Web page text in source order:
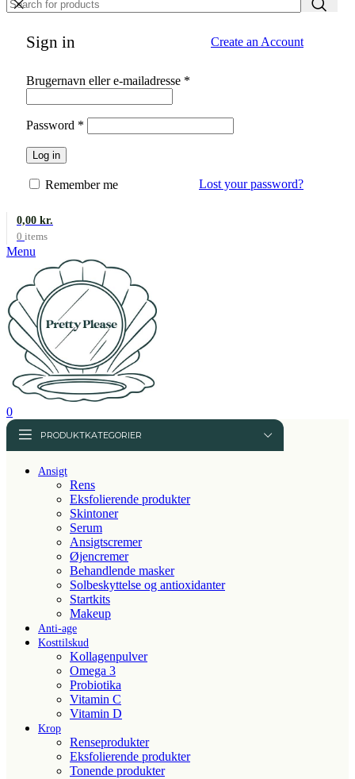
Sign in Create an Account
Brugernavn eller e-mailadresse *
Password *
Log in
Lost your password?
Remember me
0 items
0,00 kr.
Menu
0
PRODUKTKATEGORIER
Ansigt
Rens
Eksfolierende produkter
Skintoner
Serum
Ansigtscremer
Øjencremer
Behandlende masker
Solbeskyttelse og antioxidanter
Startkits
Makeup
Anti-age
Kosttilskud
Kollagenpulver
Omega 3
Probiotika
Vitamin C
Vitamin D
Krop
Renseprodukter
Eksfolierende produkter
Tonende produkter